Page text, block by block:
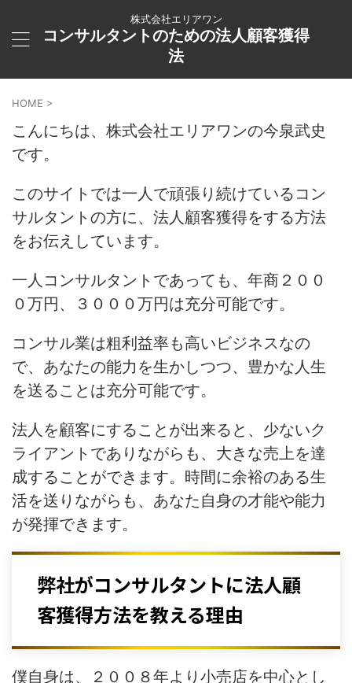
株式会社エリアワン
コンサルタントのための法人顧客獲得
法
HOME >
こんにちは、株式会社エリアワンの今泉武史
です。
このサイトでは一人で頑張り続けているコン
サルタントの方に、法人顧客獲得をする方法
をお伝えしています。
一人コンサルタントであっても、年商２００
０万円、３０００万円は充分可能です。
コンサル業は粗利益率も高いビジネスなの
で、あなたの能力を生かしつつ、豊かな人生
を送ることは充分可能です。
法人を顧客にすることが出来ると、少ないク
ライアントでありながらも、大きな売上を達
成することができます。時間に余裕のある生
活を送りながらも、あなた自身の才能や能力
が発揮できます。
弊社がコンサルタントに法人顧
客獲得方法を教える理由
僕自身は、２００８年より小売店を中心とし